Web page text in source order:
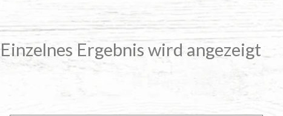
Einzelnes Ergebnis wird angezeigt